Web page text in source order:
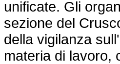
unificate. Gli
sezione del
della vigilanza
materia di lavoro,